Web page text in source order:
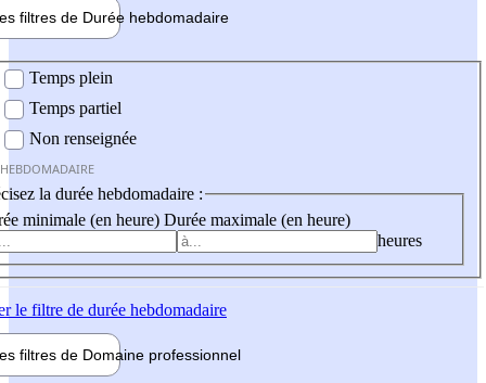
filtres de Durée hebdomadaire
Temps plein
Temps partiel
Non renseignée
la durée hebdomadaire :
minimale (en heure) Durée maximale (en heure)
heures
le filtre de durée hebdomadaire
filtres de Domaine professionnel